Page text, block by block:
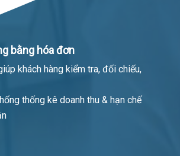
bằng hóa đơn
khách hàng kiểm tra, đối chiếu,
thống kê doanh thu & hạn chế